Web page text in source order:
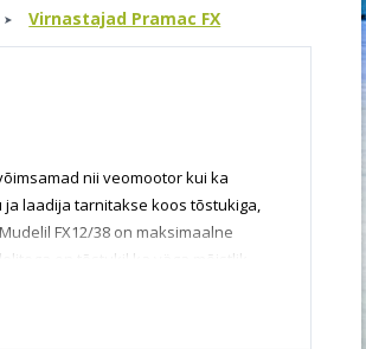
Virnastajad Pramac FX
nii veomootor kui ka
ja laadija tarnitakse koos tõstukiga,
FX12/38 on maksimaalne
on tõstukil ka väga mõistlik